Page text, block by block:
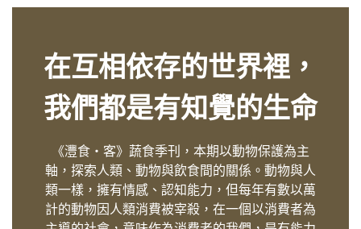
在互相依存的世界裡，
我們都是有知覺的生命
《灃食・客》蔬食季刊，本期以動物保護為主
軸，探索人類、動物與飲食間的關係。動物與人
類一樣，擁有情感、認知能力，但每年有數以萬
計的動物因人類消費被宰殺，在一個以消費者為